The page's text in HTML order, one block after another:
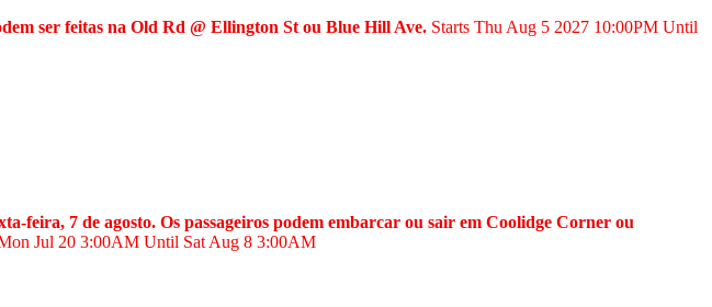
ser feitas na Old Rd @ Ellington St ou Blue Hill Ave. Starts Thu Aug 5 2027 10:00PM Until
feira, 7 de agosto. Os passageiros podem embarcar ou sair em Coolidge Corner ou
Jul 20 3:00AM Until Sat Aug 8 3:00AM